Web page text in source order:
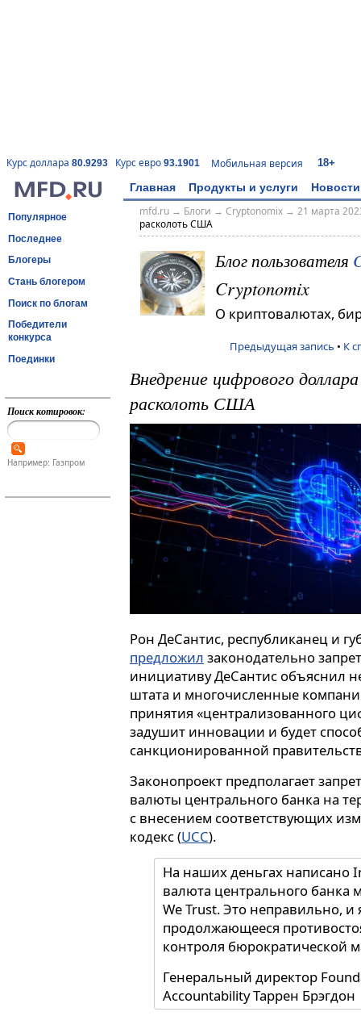
Курс доллара 80.9293 Курс евро 93.1901 Мобильная версия 18+
Главная Продукты и услуги Новости
Популярное
Последнее
Блогеры
Стань блогером
Поиск по блогам
Победители
конкурса
Поединки
Поиск котировок:
Например: Газпром
mfd.ru→ Блоги → Cryptonomix→ 21 марта
расколоть США
Блог пользователя
Cryptonomix
О криптовалютах,
Предыдущая запись • К
Внедрение цифрового
расколоть США
Рон ДеСантис, республиканец и
предложил законодательно
инициативу ДеСантис объяснил
штата и многочисленные
принятия «централизованного
задушит инновации и будет
санкционированной
Законопроект предполагает
валюты центрального банка на
с внесением соответствующих
кодекс (UCC).
На наших деньгах написано
валюта центрального банка
We Trust. Это неправильно, и
продолжающееся
контроля бюрократической
Генеральный директор
Accountability Таррен Брэгдон